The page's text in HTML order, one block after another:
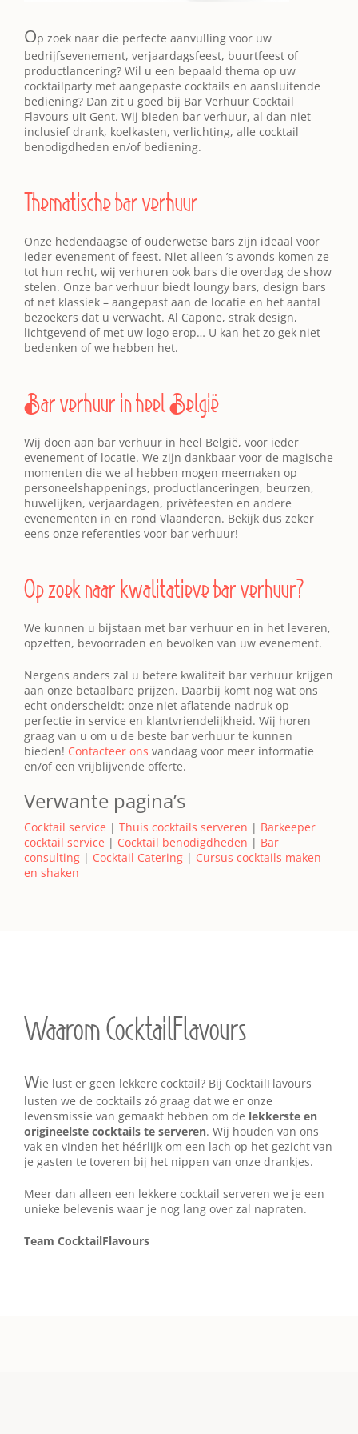
Op zoek naar die perfecte aanvulling voor uw
bedrijfsevenement, verjaardagsfeest, buurtfeest of
productlancering? Wil u een bepaald thema op uw
cocktailparty met aangepaste cocktails en aansluitende
bediening? Dan zit u goed bij Bar Verhuur Cocktail
Flavours uit Gent. Wij bieden bar verhuur, al dan niet
inclusief drank, koelkasten, verlichting, alle cocktail
benodigdheden en/of bediening.
Thematische bar verhuur
Onze hedendaagse of ouderwetse bars zijn ideaal voor
ieder evenement of feest. Niet alleen ’s avonds komen ze
tot hun recht, wij verhuren ook bars die overdag de show
stelen. Onze bar verhuur biedt loungy bars, design bars
of net klassiek – aangepast aan de locatie en het aantal
bezoekers dat u verwacht. Al Capone, strak design,
lichtgevend of met uw logo erop… U kan het zo gek niet
bedenken of we hebben het.
Bar verhuur in heel België
Wij doen aan bar verhuur in heel België, voor ieder
evenement of locatie. We zijn dankbaar voor de magische
momenten die we al hebben mogen meemaken op
personeelshappenings, productlanceringen, beurzen,
huwelijken, verjaardagen, privéfeesten en andere
evenementen in en rond Vlaanderen. Bekijk dus zeker
eens onze referenties voor bar verhuur!
Op zoek naar kwalitatieve bar verhuur?
We kunnen u bijstaan met bar verhuur en in het leveren,
opzetten, bevoorraden en bevolken van uw evenement.
Nergens anders zal u betere kwaliteit bar verhuur krijgen
aan onze betaalbare prijzen. Daarbij komt nog wat ons
echt onderscheidt: onze niet aflatende nadruk op
perfectie in service en klantvriendelijkheid. Wij horen
graag van u om u de beste bar verhuur te kunnen
bieden! Contacteer ons vandaag voor meer informatie
en/of een vrijblijvende offerte.
Verwante pagina’s
Cocktail service | Thuis cocktails serveren | Barkeeper
cocktail service | Cocktail benodigdheden | Bar
consulting | Cocktail Catering | Cursus cocktails maken
en shaken
Waarom CocktailFlavours
Wie lust er geen lekkere cocktail? Bij CocktailFlavours
lusten we de cocktails zó graag dat we er onze
levensmissie van gemaakt hebben om de lekkerste en
origineelste cocktails te serveren. Wij houden van ons
vak en vinden het héérlijk om een lach op het gezicht van
je gasten te toveren bij het nippen van onze drankjes.
Meer dan alleen een lekkere cocktail serveren we je een
unieke belevenis waar je nog lang over zal napraten.
Team CocktailFlavours